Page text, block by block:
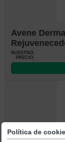
Avene
NUESTRO
PRECIO
Política de